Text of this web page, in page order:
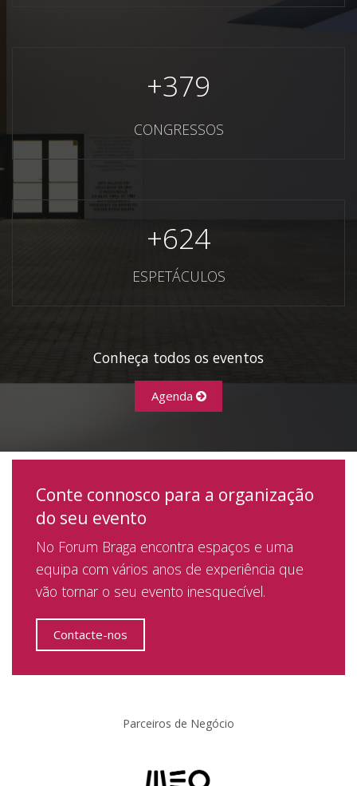
+379
CONGRESSOS
+624
ESPETÁCULOS
Conheça todos os eventos
Agenda
Conte connosco para a organização
do seu evento
No Forum Braga encontra espaços e uma
equipa com vários anos de experiência que
vão tornar o seu evento inesquecível.
Contacte-nos
Parceiros de Negócio